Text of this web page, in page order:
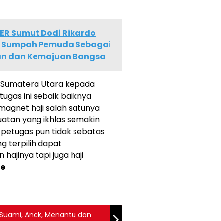
Sumut Dodi Rikardo
Pemuda Sebagai
dan Kemajuan Bangsa
Utara kepada
ini sebaik baiknya
haji salah satunya
yang ikhlas semakin
pun tidak sebatas
terpilih dapat
hajinya tapi juga haji
Anak, Menantu dan